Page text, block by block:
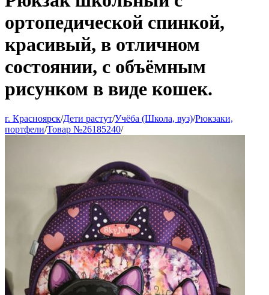
ортопедической спинкой,
красивый, в отличном
состоянии, с объёмным
рисунком в виде кошек.
г. Красноярск/Дети растут/Учёба (Школа, вуз)/Рюкзаки,
портфели/Товар №26185240/